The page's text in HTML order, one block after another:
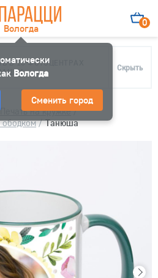
Вологда
Вологда
Сменить город
0
В 10 ФОТОЦЕНТРАХ
Скрыть
Печать на кружке/
ободком/ Танюша